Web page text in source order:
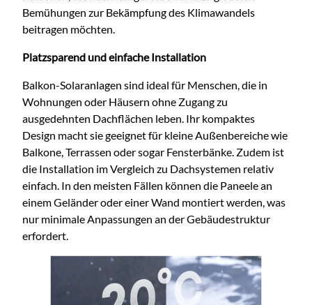
Bemühungen zur Bekämpfung des Klimawandels
beitragen möchten.
Platzsparend und einfache Installation
Balkon-Solaranlagen sind ideal für Menschen, die in
Wohnungen oder Häusern ohne Zugang zu
ausgedehnten Dachflächen leben. Ihr kompaktes
Design macht sie geeignet für kleine Außenbereiche wie
Balkone, Terrassen oder sogar Fensterbänke. Zudem ist
die Installation im Vergleich zu Dachsystemen relativ
einfach. In den meisten Fällen können die Paneele an
einem Geländer oder einer Wand montiert werden, was
nur minimale Anpassungen an der Gebäudestruktur
erfordert.